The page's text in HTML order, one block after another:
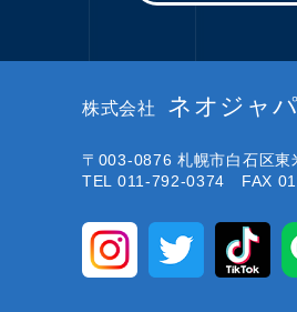
株式会社 ネオジャ
〒003-0876 札幌市白石区
TEL 011-792-0374 FAX